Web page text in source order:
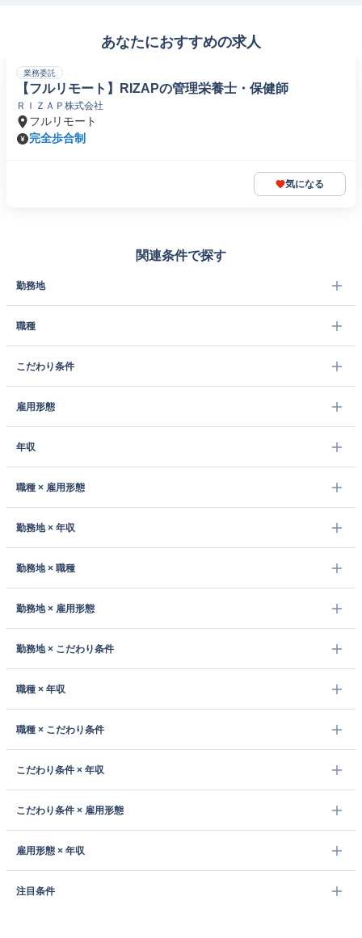
あなたにおすすめの求人
業務委託
【フルリモート】RIZAPの管理栄養士・保健師
ＲＩＺＡＰ株式会社
フルリモート
完全歩合制
気になる
関連条件で探す
勤務地
職種
こだわり条件
雇用形態
年収
職種 × 雇用形態
勤務地 × 年収
勤務地 × 職種
勤務地 × 雇用形態
勤務地 × こだわり条件
職種 × 年収
職種 × こだわり条件
こだわり条件 × 年収
こだわり条件 × 雇用形態
雇用形態 × 年収
注目条件